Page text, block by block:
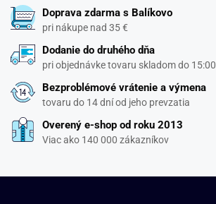
Doprava zdarma s Balíkovo
pri nákupe nad 35 €
Dodanie do druhého dňa
pri objednávke tovaru skladom do 15:00
Bezproblémové vrátenie a výmena
tovaru do 14 dní od jeho prevzatia
Overený e-shop od roku 2013
Viac ako 140 000 zákazníkov